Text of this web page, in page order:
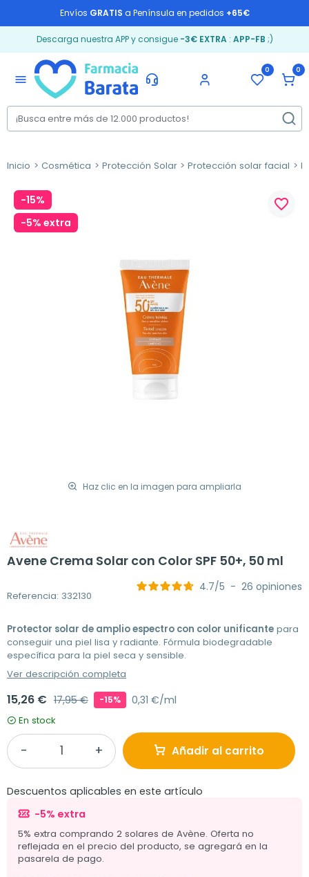
Envíos GRATIS a Península en pedidos +65€
Descarga nuestra APP y consigue -3€ EXTRA: APP-FB ;)
menu
0 0
Inicio Cosmética Protección Solar Protección solar facial
-15%
-5% extra
Haz clic en la imagen para ampliarla
favorite_border
Avene Crema Solar con Color SPF 50+, 50 ml
Referencia: 332130
4.7/5 - 26 opiniones
Protector solar de amplio espectro con color unificante para
conseguir una piel lisa y radiante. Fórmula biodegradable
específica para la piel seca y sensible.
Ver descripción completa
15,26 € 17,95 € -15% 0,31 €/ml
En stock
Añadir al carrito
Descuentos aplicables en este artículo
-5% extra
5% extra comprando 2 solares de Avène. Oferta no
reflejada en el precio del producto, se agregará en la
pasarela de pago.